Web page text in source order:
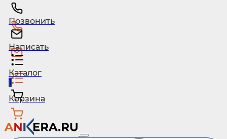
Позвонить
Написать
Каталог
1
Корзина